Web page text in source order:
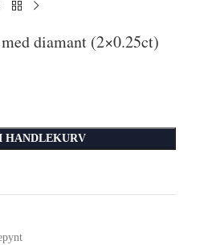
diamant (2×0.25ct)
HANDLEKURV